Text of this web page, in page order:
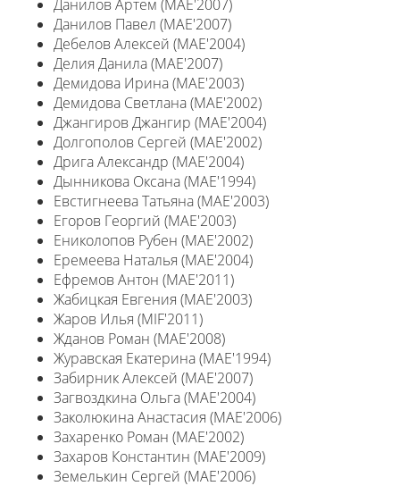
Данилов Артем (MAE'2007)
Данилов Павел (MAE'2007)
Дебелов Алексей (MAE'2004)
Делия Данила (MAE'2007)
Демидова Ирина (MAE'2003)
Демидова Светлана (MAE'2002)
Джангиров Джангир (MAE'2004)
Долгополов Сергей (MAE'2002)
Дрига Александр (MAE'2004)
Дынникова Оксана (MAE'1994)
Евстигнеева Татьяна (MAE'2003)
Егоров Георгий (MAE'2003)
Ениколопов Рубен (MAE'2002)
Еремеева Наталья (MAE'2004)
Ефремов Антон (MAE'2011)
Жабицкая Евгения (MAE'2003)
Жаров Илья (MIF'2011)
Жданов Роман (MAE'2008)
Журавская Екатерина (MAE'1994)
Забирник Алексей (MAE'2007)
Загвоздкина Ольга (MAE'2004)
Заколюкина Анастасия (MAE'2006)
Захаренко Роман (MAE'2002)
Захаров Константин (MAE'2009)
Земелькин Сергей (MAE'2006)